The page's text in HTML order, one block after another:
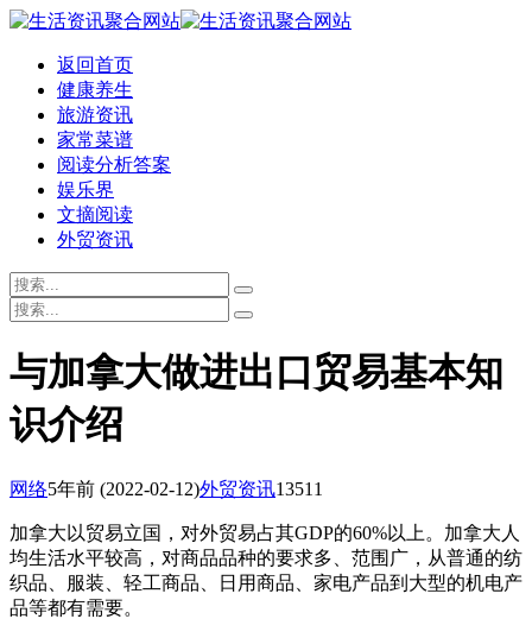
返回首页
健康养生
旅游资讯
家常菜谱
阅读分析答案
娱乐界
文摘阅读
外贸资讯
与加拿大做进出口贸易基本知
识介绍
网络5年前 (2022-02-12)外贸资讯13511
加拿大以贸易立国，对外贸易占其GDP的60%以上。加拿大人
均生活水平较高，对商品品种的要求多、范围广，从普通的纺
织品、服装、轻工商品、日用商品、家电产品到大型的机电产
品等都有需要。